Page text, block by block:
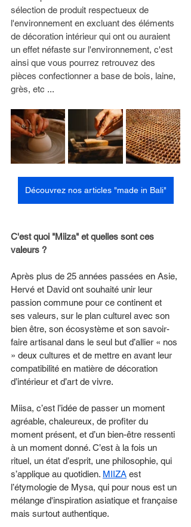
sélection de produit respectueux de
l'environnement en excluant des éléments
de décoration intérieur qui ont ou auraient
un effet néfaste sur l'environnement, c'est
ainsi que vous pourrez retrouvez des
pièces confectionner a base de bois, laine,
grès, etc ...
Découvrez nos articles "made in Bali"
C'est quoi "Miiza" et quelles sont ces
valeurs ?
Après plus de 25 années passées en Asie,
Hervé et David ont souhaité unir leur
passion commune pour ce continent et
ses valeurs, sur le plan culturel avec son
bien être, son écosystème et son savoir-
faire artisanal dans le seul but d’allier « nos
» deux cultures et de mettre en avant leur
compatibilité en matière de décoration
d’intérieur et d’art de vivre.
Miisa, c’est l’idée de passer un moment
agréable, chaleureux, de profiter du
moment présent, et d’un bien-être ressenti
à un moment donné. C’est à la fois un
rituel, un état d’esprit, une philosophie, qui
s’applique au quotidien. MIIZA est
l’étymologie de Mysa, qui pour nous est un
mélange d'inspiration asiatique et française
mais surtout authentique.